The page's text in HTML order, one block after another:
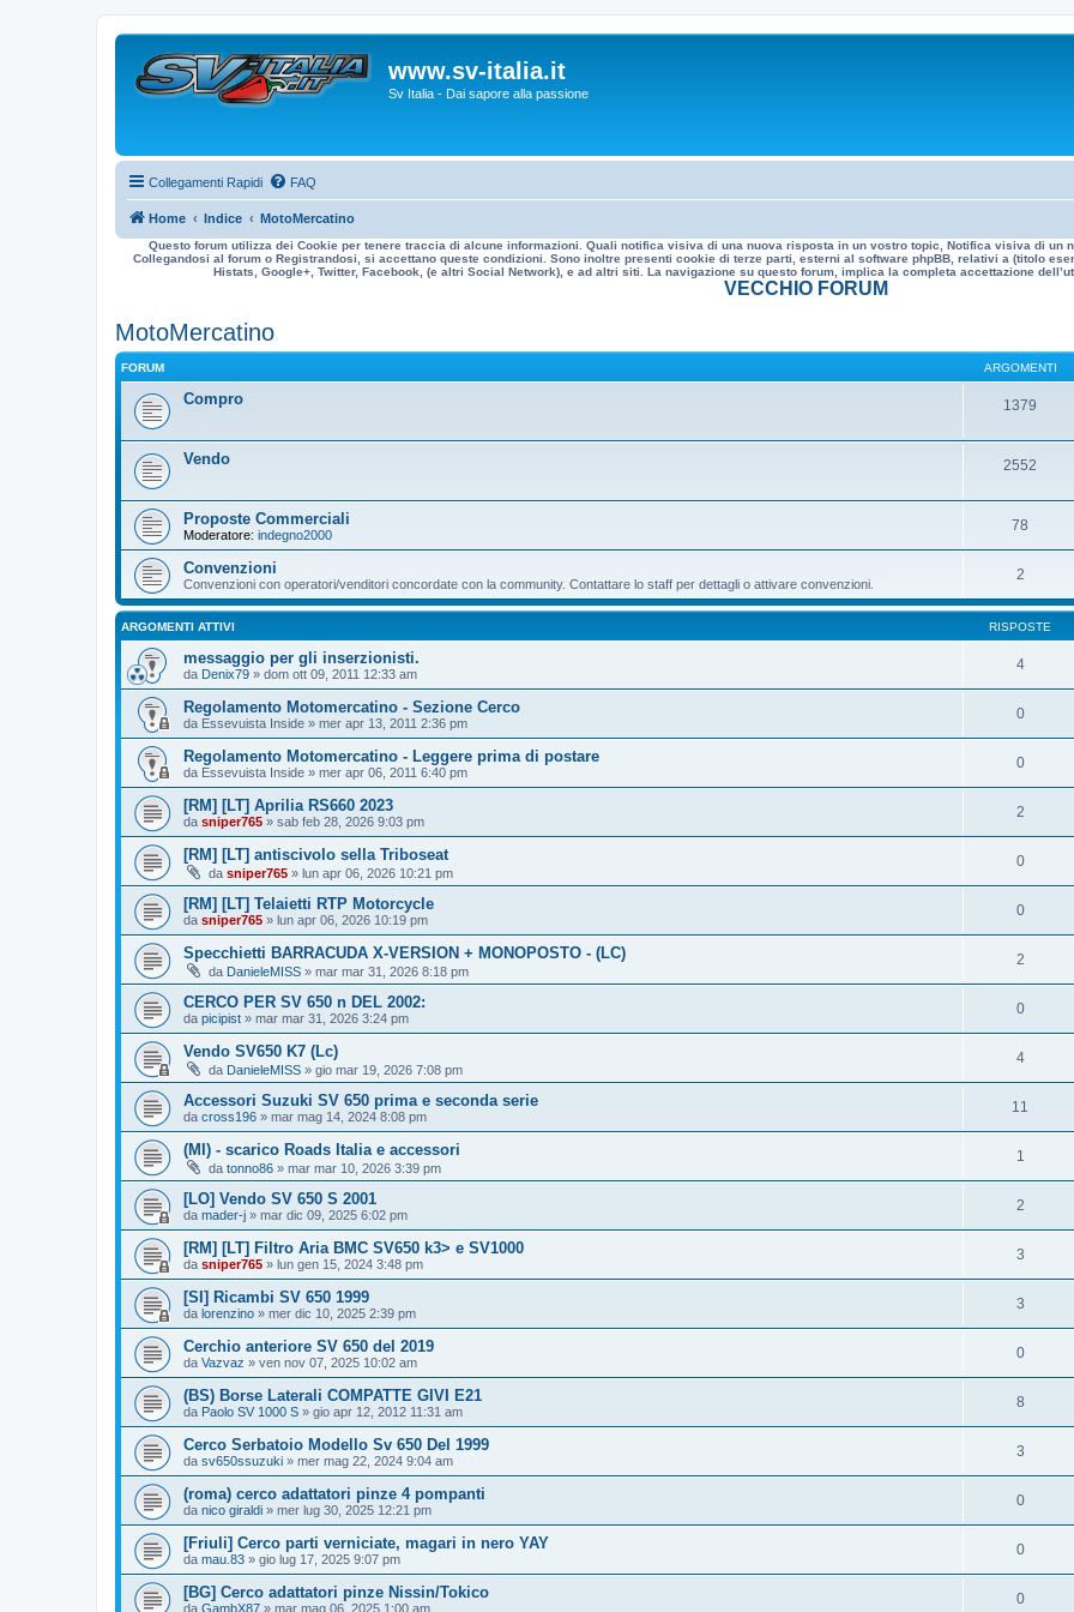
www.sv-italia.it
Sv Italia - Dai sapore alla passione
Collegamenti Rapidi FAQ
Home Indice MotoMercatino
Questo forum utilizza dei Cookie per tenere traccia di alcune informazioni. Quali notifica visiva di una nuova risposta in un vostro topic, Notifica visiva di un
Collegandosi al forum o Registrandosi, si accettano queste condizioni. Sono inoltre presenti cookie di terze parti, esterni al software phpBB, relativi a (titolo
Histats, Google+, Twitter, Facebook, (e altri Social Network), e ad altri siti. La navigazione su questo forum, implica la completa accettazione
VECCHIO FORUM
MotoMercatino
FORUM ARGOMENTI
Compro 1379
Vendo 2552
Proposte Commerciali
Moderatore: indegno2000
78
Convenzioni
Convenzioni con operatori/venditori concordate con la community. Contattare lo staff per dettagli o attivare convenzioni.
2
ARGOMENTI ATTIVI RISPOSTE
messaggio per gli inserzionisti.
da Denix79 » dom ott 09, 2011 12:33 am
4
Regolamento Motomercatino - Sezione Cerco
da Essevuista Inside » mer apr 13, 2011 2:36 pm
0
Regolamento Motomercatino - Leggere prima di postare
da Essevuista Inside » mer apr 06, 2011 6:40 pm
0
[RM] [LT] Aprilia RS660 2023
da sniper765 » sab feb 28, 2026 9:03 pm
2
[RM] [LT] antiscivolo sella Triboseat
da sniper765 » lun apr 06, 2026 10:21 pm
0
[RM] [LT] Telaietti RTP Motorcycle
da sniper765 » lun apr 06, 2026 10:19 pm
0
Specchietti BARRACUDA X-VERSION + MONOPOSTO - (LC)
da DanieleMISS » mar mar 31, 2026 8:18 pm
2
CERCO PER SV 650 n DEL 2002:
da picipist » mar mar 31, 2026 3:24 pm
0
Vendo SV650 K7 (Lc)
da DanieleMISS » gio mar 19, 2026 7:08 pm
4
Accessori Suzuki SV 650 prima e seconda serie
da cross196 » mar mag 14, 2024 8:08 pm
11
(MI) - scarico Roads Italia e accessori
da tonno86 » mar mar 10, 2026 3:39 pm
1
[LO] Vendo SV 650 S 2001
da mader-j » mar dic 09, 2025 6:02 pm
2
[RM] [LT] Filtro Aria BMC SV650 k3> e SV1000
da sniper765 » lun gen 15, 2024 3:48 pm
3
[SI] Ricambi SV 650 1999
da lorenzino » mer dic 10, 2025 2:39 pm
3
Cerchio anteriore SV 650 del 2019
da Vazvaz » ven nov 07, 2025 10:02 am
0
(BS) Borse Laterali COMPATTE GIVI E21
da Paolo SV 1000 S » gio apr 12, 2012 11:31 am
8
Cerco Serbatoio Modello Sv 650 Del 1999
da sv650ssuzuki » mer mag 22, 2024 9:04 am
3
(roma) cerco adattatori pinze 4 pompanti
da nico giraldi » mer lug 30, 2025 12:21 pm
0
[Friuli] Cerco parti verniciate, magari in nero YAY
da mau.83 » gio lug 17, 2025 9:07 pm
0
[BG] Cerco adattatori pinze Nissin/Tokico
da GambX87 » mar mag 06, 2025 1:00 am
0